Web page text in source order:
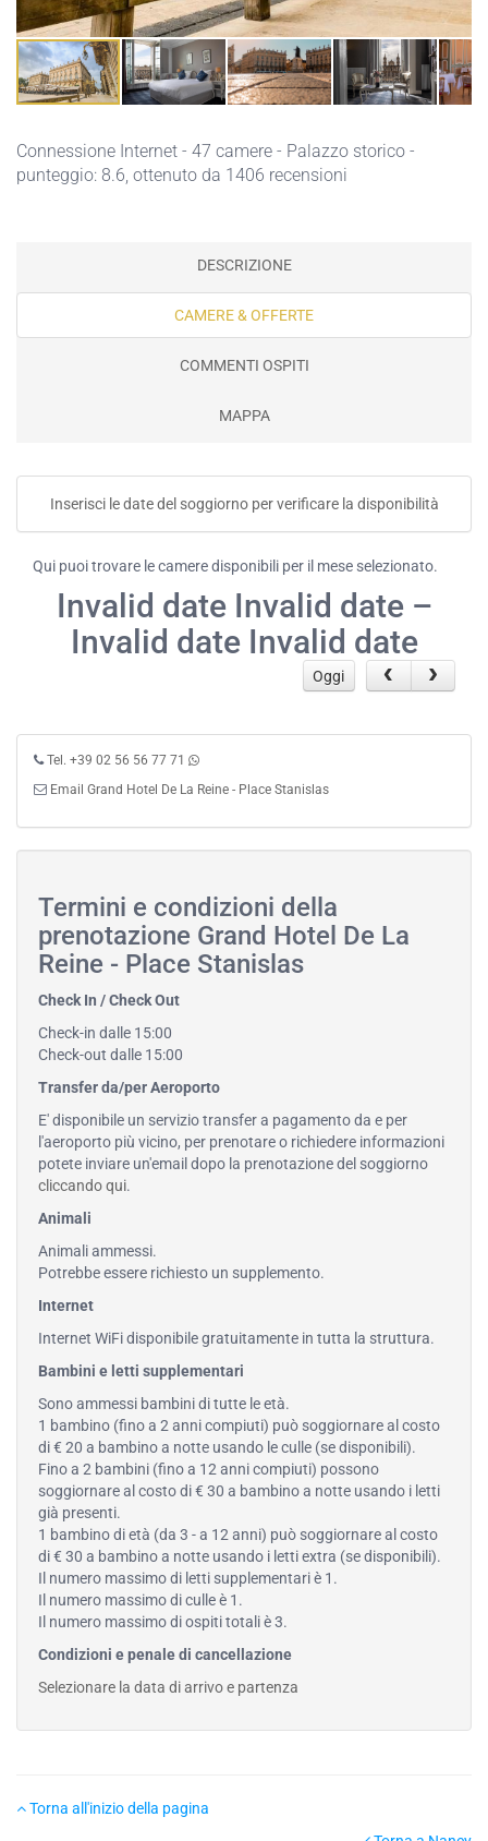
Connessione Internet - 47 camere - Palazzo storico -
punteggio: 8.6, ottenuto da 1406 recensioni
DESCRIZIONE
CAMERE & OFFERTE
COMMENTI OSPITI
MAPPA
Inserisci le date del soggiorno per verificare la disponibilità
Qui puoi trovare le camere disponibili per il mese selezionato.
Invalid date Invalid date –
Invalid date Invalid date
Oggi
Tel. +39 02 56 56 77 71
Email Grand Hotel De La Reine - Place Stanislas
Termini e condizioni della
prenotazione Grand Hotel De La
Reine - Place Stanislas
Check In / Check Out
Check-in dalle 15:00
Check-out dalle 15:00
Transfer da/per Aeroporto
E' disponibile un servizio transfer a pagamento da e per
l'aeroporto più vicino, per prenotare o richiedere informazioni
potete inviare un'email dopo la prenotazione del soggiorno
cliccando qui.
Animali
Animali ammessi.
Potrebbe essere richiesto un supplemento.
Internet
Internet WiFi disponibile gratuitamente in tutta la struttura.
Bambini e letti supplementari
Sono ammessi bambini di tutte le età.
1 bambino (fino a 2 anni compiuti) può soggiornare al costo
di € 20 a bambino a notte usando le culle (se disponibili).
Fino a 2 bambini (fino a 12 anni compiuti) possono
soggiornare al costo di € 30 a bambino a notte usando i letti
già presenti.
1 bambino di età (da 3 - a 12 anni) può soggiornare al costo
di € 30 a bambino a notte usando i letti extra (se disponibili).
Il numero massimo di letti supplementari è 1.
Il numero massimo di culle è 1.
Il numero massimo di ospiti totali è 3.
Condizioni e penale di cancellazione
Selezionare la data di arrivo e partenza
Torna all'inizio della pagina